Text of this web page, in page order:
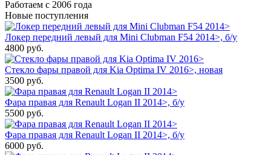
Работаем с 2006 года
Новые поступления
Локер передний левый для Mini Clubman F54 2014>, б/у
4800 руб.
Стекло фары правой для Kia Optima IV 2016>, новая
3500 руб.
Фара правая для Renault Logan II 2014>, б/у
5500 руб.
Фара правая для Renault Logan II 2014>, б/у
6000 руб.